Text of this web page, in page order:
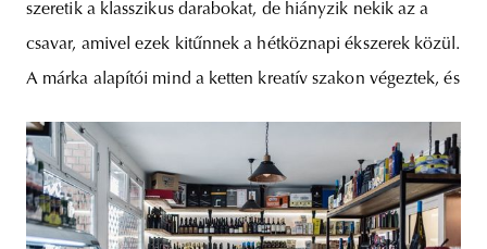
szeretik a klasszikus darabokat, de hiányzik nekik az a
csavar, amivel ezek kitűnnek a hétköznapi ékszerek közül.
A márka alapítói mind a ketten kreatív szakon végeztek, és